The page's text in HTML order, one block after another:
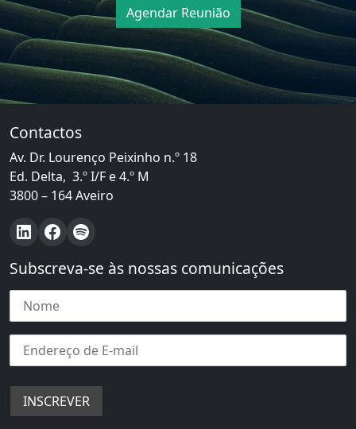
Agendar Reunião
Contactos
Av. Dr. Lourenço Peixinho n.º 18
Ed. Delta, 3.º I/F e 4.º M
3800 – 164 Aveiro
LinkedIn
Facebook
Spotify
Subscreva-se às nossas comunicações